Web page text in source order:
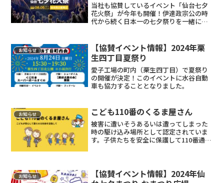
当社も協賛しているイベント「仙台七夕
花火祭」が今年も開催！伊達政宗公の時
代から続く日本一の七夕祭りを一緒に楽
お知らせ
【協賛イベント情報】2024年栗
生四丁目夏祭り
愛子工場の町内（栗生四丁目）で夏祭り
の開催が決定！このイベントに水谷自動
車も協力することとなりました。
お知らせ こども110番のくるま屋さん
被害に遭いそうあるいは遭ってしまった
時の駆け込み場所として認定されていま
す。子供たちを安全に保護して110番通報
お知らせ
【協賛イベント情報】2024年仙